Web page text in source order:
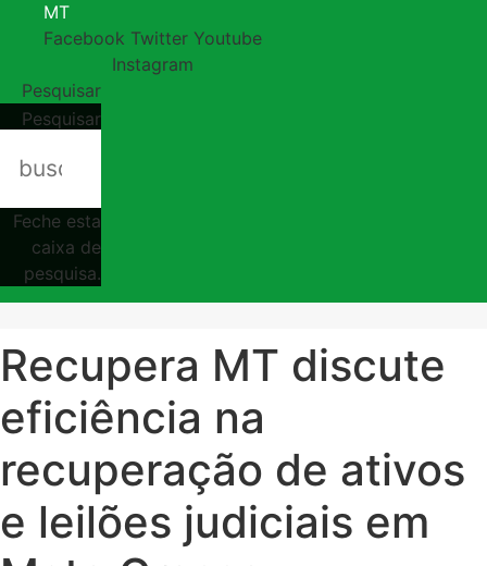
MT
Facebook Twitter Youtube
Instagram
Pesquisar
Pesquisar
Feche esta
caixa de
pesquisa.
Recupera MT discute
eficiência na
recuperação de ativos
e leilões judiciais em